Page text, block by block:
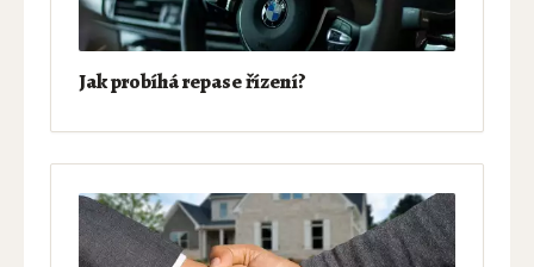
Jak probíhá repase řízení?